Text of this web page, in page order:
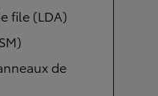
file (LDA)
de